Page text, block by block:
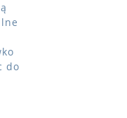
do